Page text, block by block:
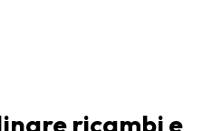
ricambi e